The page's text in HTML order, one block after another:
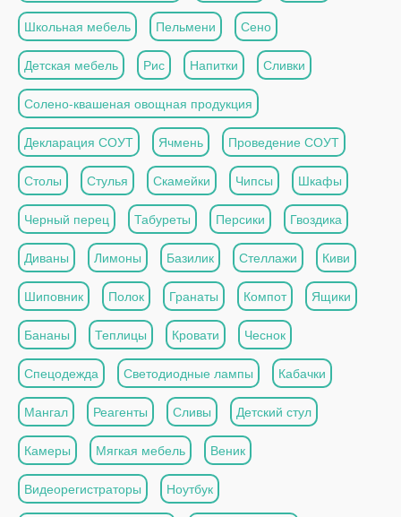
Школьная мебель Пельмени Сено
Детская мебель Рис Напитки Сливки
Солено-квашеная овощная продукция
Декларация СОУТ Ячмень Проведение СОУТ
Столы Стулья Скамейки Чипсы Шкафы
Черный перец Табуреты Персики Гвоздика
Диваны Лимоны Базилик Стеллажи Киви
Шиповник Полок Гранаты Компот Ящики
Бананы Теплицы Кровати Чеснок
Спецодежда Светодиодные лампы Кабачки
Мангал Реагенты Сливы Детский стул
Камеры Мягкая мебель Веник
Видеорегистраторы Ноутбук